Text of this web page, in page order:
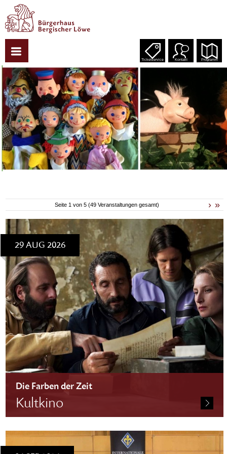
Ticketservice Kontakt Programm
› »
Seite 1 von 5 (49 Veranstaltungen gesamt)
29 AUG 2026
Die Farben der Zeit
Kultkino
im Rahmen der Seniorenkulturwochen
Eintritt: 5,- EUR bei freier Platzwahl im Theatersaal